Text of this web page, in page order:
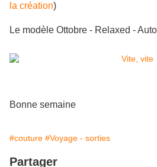
la création)
Le modèle Ottobre - Relaxed -
Bonne semaine
#couture #Voyage - sorties
Partager